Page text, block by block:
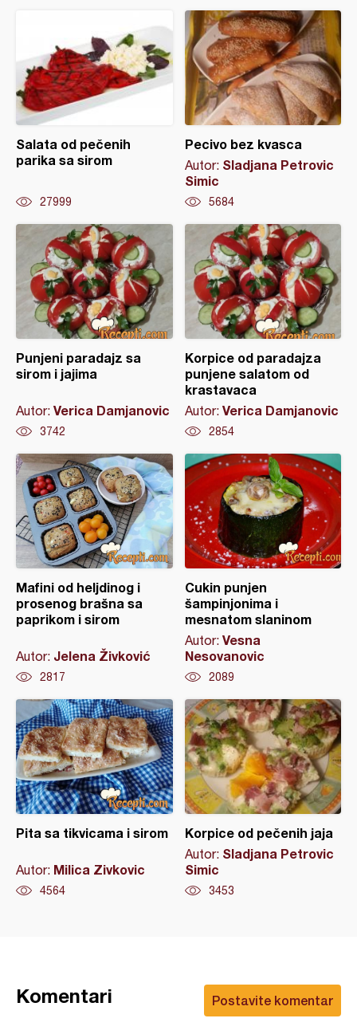
Salata od pečenih
parika sa sirom
27999
Pecivo bez kvasca
Autor: Sladjana Petrovic
Simic
5684
Punjeni paradajz sa
sirom i jajima
Autor: Verica Damjanovic
3742
Korpice od paradajza
punjene salatom od
krastavaca
Autor: Verica Damjanovic
2854
Mafini od heljdinog i
prosenog brašna sa
paprikom i sirom
Autor: Jelena Živković
2817
Cukin punjen
šampinjonima i
mesnatom slaninom
Autor: Vesna
Nesovanovic
2089
Pita sa tikvicama i sirom
Autor: Milica Zivkovic
4564
Korpice od pečenih jaja
Autor: Sladjana Petrovic
Simic
3453
Postavite komentar
Komentari